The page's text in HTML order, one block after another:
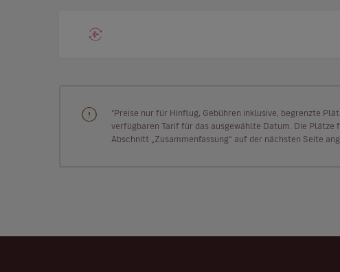
"Preise nur für Hinflug, Gebühren inklusive, begrenzte
verfügbaren Tarif für das ausgewählte Datum. Die Plätze
Abschnitt „Zusammenfassung“ auf der nächsten Seite